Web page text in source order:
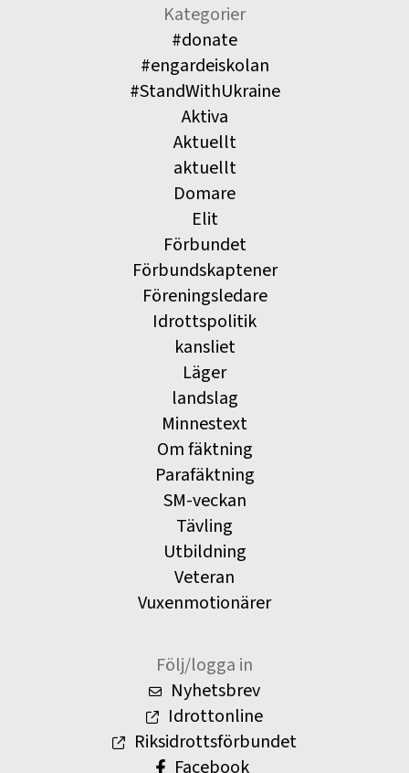
Kategorier
#donate
#engardeiskolan
#StandWithUkraine
Aktiva
Aktuellt
aktuellt
Domare
Elit
Förbundet
Förbundskaptener
Föreningsledare
Idrottspolitik
kansliet
Läger
landslag
Minnestext
Om fäktning
Parafäktning
SM-veckan
Tävling
Utbildning
Veteran
Vuxenmotionärer
Följ/logga in
Nyhetsbrev
Idrottonline
Riksidrottsförbundet
Facebook